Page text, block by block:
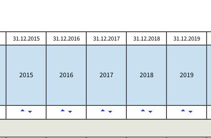
31.12.2015 31.12.2016 31.12.2017 31.12.2018 31.12.2019
2015 2016 2017 2018 2019